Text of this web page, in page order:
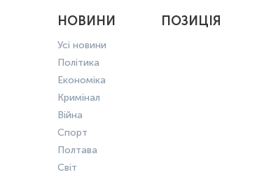
НОВИНИ
Усі новини
Політика
Економіка
Кримінал
Війна
Спорт
Полтава
Світ
ПОЗИЦІЯ